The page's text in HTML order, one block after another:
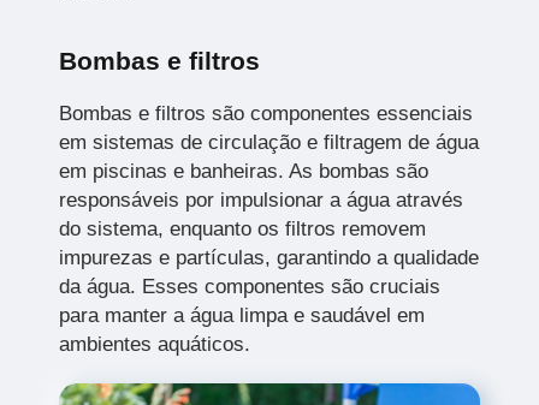
Bombas e filtros
Bombas e filtros são componentes essenciais
em sistemas de circulação e filtragem de água
em piscinas e banheiras. As bombas são
responsáveis por impulsionar a água através
do sistema, enquanto os filtros removem
impurezas e partículas, garantindo a qualidade
da água. Esses componentes são cruciais
para manter a água limpa e saudável em
ambientes aquáticos.